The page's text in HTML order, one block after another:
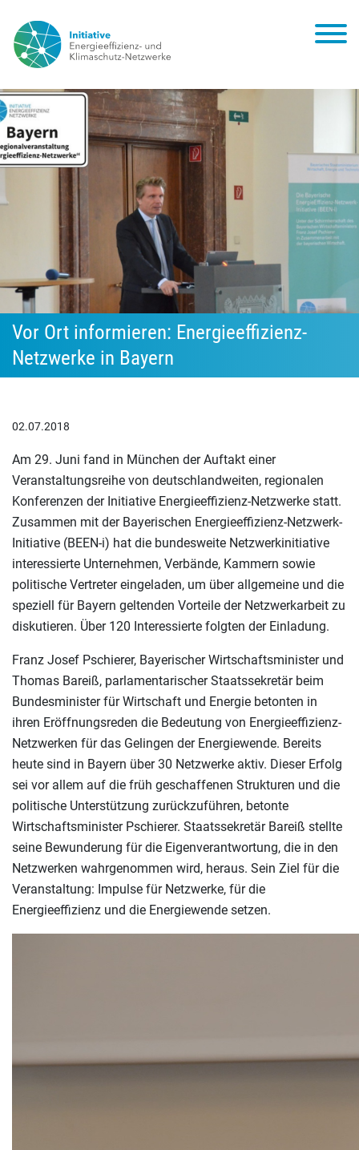
Vor Ort informieren: Energieeffizienz-
Netzwerke in Bayern
02.07.2018
Am 29. Juni fand in München der Auftakt einer
Veranstaltungsreihe von deutschlandweiten, regionalen
Konferenzen der Initiative Energieeffizienz-Netzwerke statt.
Zusammen mit der Bayerischen Energieeffizienz-Netzwerk-
Initiative (BEEN-i) hat die bundesweite Netzwerkinitiative
interessierte Unternehmen, Verbände, Kammern sowie
politische Vertreter eingeladen, um über allgemeine und die
speziell für Bayern geltenden Vorteile der Netzwerkarbeit zu
diskutieren. Über 120 Interessierte folgten der Einladung.
Franz Josef Pschierer, Bayerischer Wirtschaftsminister und
Thomas Bareiß, parlamentarischer Staatssekretär beim
Bundesminister für Wirtschaft und Energie betonten in
ihren Eröffnungsreden die Bedeutung von Energieeffizienz-
Netzwerken für das Gelingen der Energiewende. Bereits
heute sind in Bayern über 30 Netzwerke aktiv. Dieser Erfolg
sei vor allem auf die früh geschaffenen Strukturen und die
politische Unterstützung zurückzuführen, betonte
Wirtschaftsminister Pschierer. Staatssekretär Bareiß stellte
seine Bewunderung für die Eigenverantwortung, die in den
Netzwerken wahrgenommen wird, heraus. Sein Ziel für die
Veranstaltung: Impulse für Netzwerke, für die
Energieeffizienz und die Energiewende setzen.